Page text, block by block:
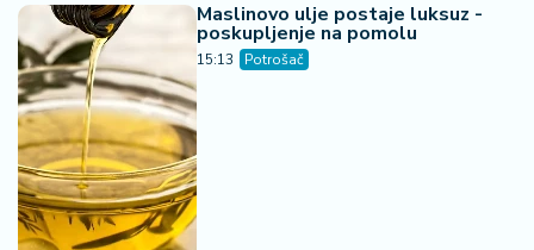
Maslinovo ulje postaje luksuz -
poskupljenje na pomolu
15:13 Potrošač